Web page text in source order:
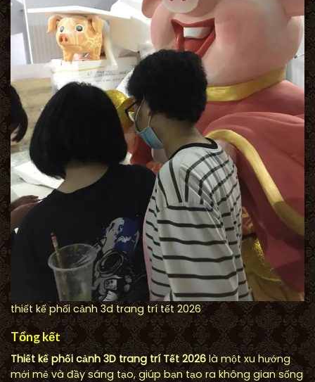
thiết kế phối cảnh 3d trang trí tết 2026
Tổng kết
Thiết kế phối cảnh 3D trang trí Tết 2026là một xu hướng
mới mẻ và đầy sáng tạo, giúp bạn tạo ra không gian sống